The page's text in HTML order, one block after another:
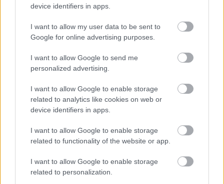
device identifiers in apps.
I want to allow my user data to be sent to
Google for online advertising purposes.
I want to allow Google to send me
personalized advertising.
I want to allow Google to enable storage
related to analytics like cookies on web or
device identifiers in apps.
I want to allow Google to enable storage
related to functionality of the website or app.
I want to allow Google to enable storage
related to personalization.
UTÁNPÓTLÁS
Molnár Martin legjobb WSK eredménye
Mihályi Csaba - 2022. március 14.
UTÁNPÓTLÁS